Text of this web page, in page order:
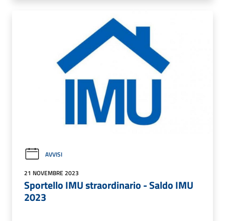
AVVISI
21 NOVEMBRE 2023
Sportello IMU straordinario - Saldo IMU
2023